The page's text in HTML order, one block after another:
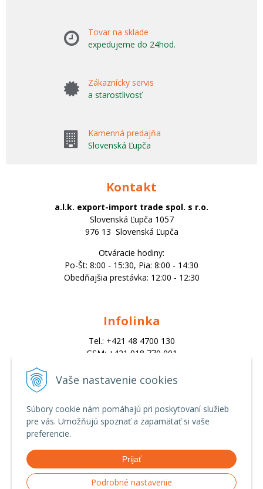
Vaše nastavenie cookies
Súbory cookie nám pomáhajú pri poskytovaní služieb
pre vás. Umožňujú spoznať a zapamätať si vaše
preferencie.
Prijať
Podrobné nastavenie
Tovar na sklade
expedujeme do 24hod.
Zákaznícky servis
a starostlivosť
Kamenná predajňa
Slovenská Ľupča
Kontakt
a.l.k. export-import trade spol. s r.o.
Slovenská Ľupča 1057
976 13 Slovenská Ľupča
Otváracie hodiny:
Po-Št: 8:00 - 15:30, Pia: 8:00 - 14:30
Obedňajšia prestávka: 12:00 - 12:30
Infolinka
Tel.: +421 48 4700 130
GSM: +421 918 770 001
trade@alk.sk
Obchodné podmienky
Ochrana osobných údajov
Možnosti platby a doprava